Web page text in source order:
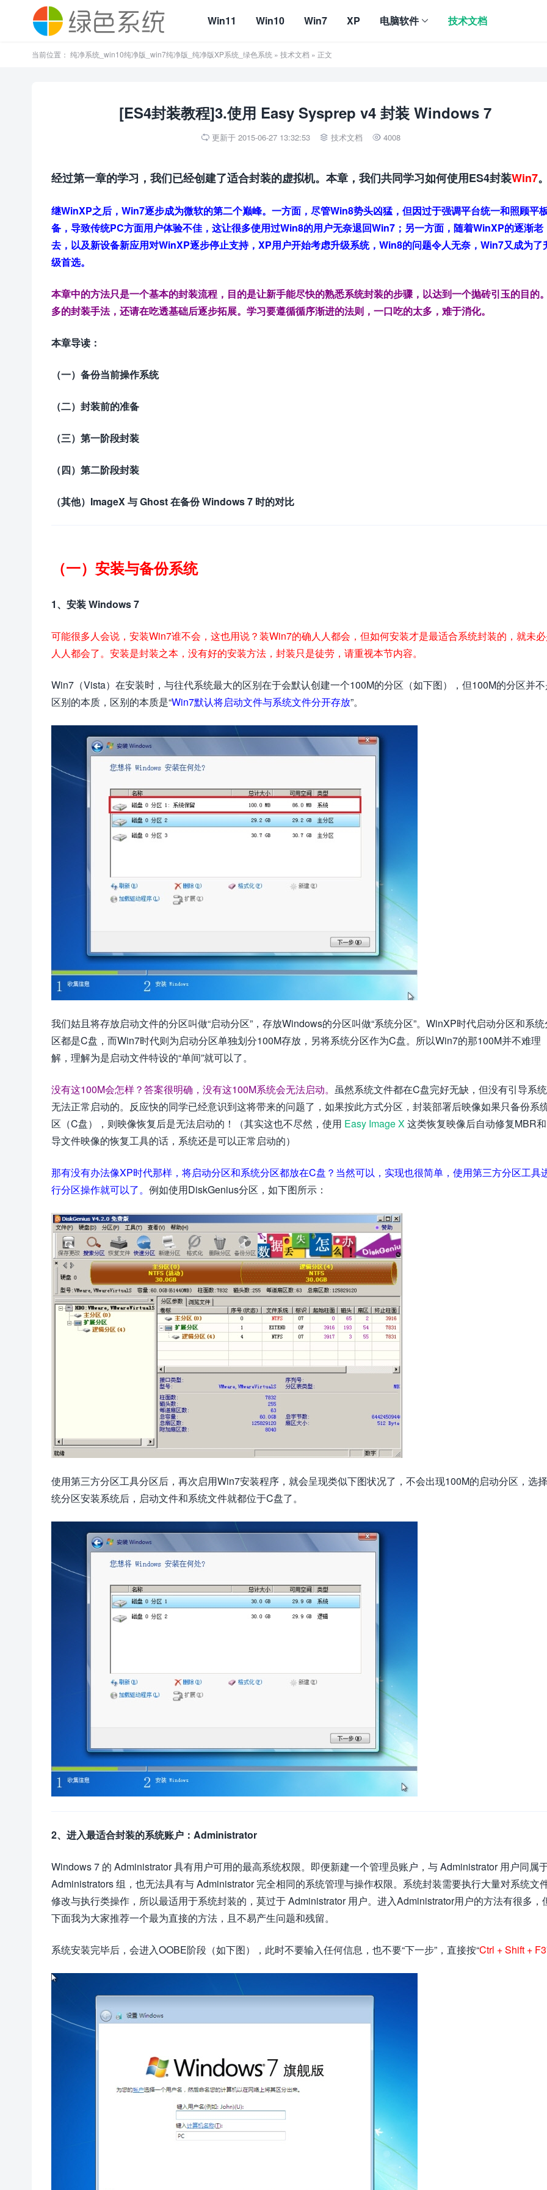
Win11 Win10 Win7 XP 电脑软件 技术文档
当前位置： 纯净系统_win10纯净版_win7纯净版_纯净版XP系统_绿色系统 » 技术文档 » 正文
[ES4封装教程]3.使用 Easy Sysprep v4 封装 Windows 7
 更新于 2015-06-27 13:32:53  技术文档  4008
经过第一章的学习，我们已经创建了适合封装的虚拟机。本章，我们共同学习如何使用ES4封装Win7
继WinXP之后，Win7逐步成为微软的第二个巅峰。一方面，尽管Win8势头凶猛，但因过于强调平台统一和照顾平
备，导致传统PC方面用户体验不佳，这让很多使用过Win8的用户无奈退回Win7；另一方面，随着WinXP的逐渐老
去，以及新设备新应用对WinXP逐步停止支持，XP用户开始考虑升级系统，Win8的问题令人无奈，Win7又成为了
级首选。
本章中的方法只是一个基本的封装流程，目的是让新手能尽快的熟悉系统封装的步骤，以达到一个抛砖引玉的目的
多的封装手法，还请在吃透基础后逐步拓展。学习要遵循循序渐进的法则，一口吃的太多，难于消化。
本章导读：
（一）备份当前操作系统
（二）封装前的准备
（三）第一阶段封装
（四）第二阶段封装
（其他）ImageX 与 Ghost 在备份 Windows 7 时的对比
（一）安装与备份系统
1、安装 Windows 7
可能很多人会说，安装Win7谁不会，这也用说？装Win7的确人人都会，但如何安装才是最适合系统封装的，就未
人人都会了。安装是封装之本，没有好的安装方法，封装只是徒劳，请重视本节内容。
Win7（Vista）在安装时，与往代系统最大的区别在于会默认创建一个100M的分区（如下图），但100M的分区并
区别的本质，区别的本质是“Win7默认将启动文件与系统文件分开存放”。
我们姑且将存放启动文件的分区叫做“启动分区”，存放Windows的分区叫做“系统分区”。WinXP时代启动分区和系
区都是C盘，而Win7时代则为启动分区单独划分100M存放，另将系统分区作为C盘。所以Win7的那100M并不难理
解，理解为是启动文件特设的“单间”就可以了。
没有这100M会怎样？答案很明确，没有这100M系统会无法启动。 虽然系统文件都在C盘完好无缺，但没有引导系
无法正常启动的。反应快的同学已经意识到这将带来的问题了，如果按此方式分区，封装部署后映像如果只备份系
区（C盘），则映像恢复后是无法启动的！（其实这也不尽然，使用 Easy Image X这类恢复映像后自动修复MBR
导文件映像的恢复工具的话，系统还是可以正常启动的）
那有没有办法像XP时代那样，将启动分区和系统分区都放在C盘？当然可以，实现也很简单，使用第三方分区工具
行分区操作就可以了。 例如使用DiskGenius分区，如下图所示：
使用第三方分区工具分区后，再次启用Win7安装程序，就会呈现类似下图状况了，不会出现100M的启动分区，选
统分区安装系统后，启动文件和系统文件就都位于C盘了。
2、进入最适合封装的系统账户：Administrator
Windows 7 的 Administrator 具有用户可用的最高系统权限。即便新建一个管理员账户，与 Administrator 用户同属
Administrators 组，也无法具有与 Administrator 完全相同的系统管理与操作权限。系统封装需要执行大量对系统文
修改与执行类操作，所以最适用于系统封装的，莫过于 Administrator 用户。进入Administrator用户的方法有很多，
下面我为大家推荐一个最为直接的方法，且不易产生问题和残留。
系统安装完毕后，会进入OOBE阶段（如下图），此时不要输入任何信息，也不要“下一步”，直接按“Ctrl + Shift + F3